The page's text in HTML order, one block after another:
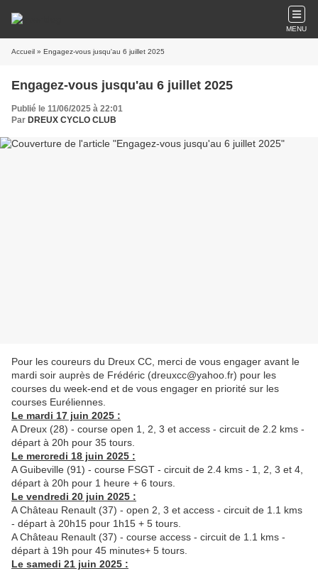
MENU
Accueil » Engagez-vous jusqu'au 6 juillet 2025
Engagez-vous jusqu'au 6 juillet 2025
Publié le 11/06/2025 à 22:01
Par DREUX CYCLO CLUB
Pour les coureurs du Dreux CC, merci de vous engager avant le
mardi soir auprès de Frédéric (dreuxcc@yahoo.fr) pour les
courses du week-end et de vous engager en priorité sur les
courses Euréliennes.
Le mardi 17 juin 2025 :
A Dreux (28) - course open 1, 2, 3 et access - circuit de 2.2 kms -
départ à 20h pour 35 tours.
Le mercredi 18 juin 2025 :
A Guibeville (91) - course FSGT - circuit de 2.4 kms - 1, 2, 3 et 4,
départ à 20h pour 1 heure + 6 tours.
Le vendredi 20 juin 2025 :
A Château Renault (37) - open 2, 3 et access - circuit de 1.1 kms
- départ à 20h15 pour 1h15 + 5 tours.
A Château Renault (37) - course access - circuit de 1.1 kms -
départ à 19h pour 45 minutes+ 5 tours.
Le samedi 21 juin 2025 :